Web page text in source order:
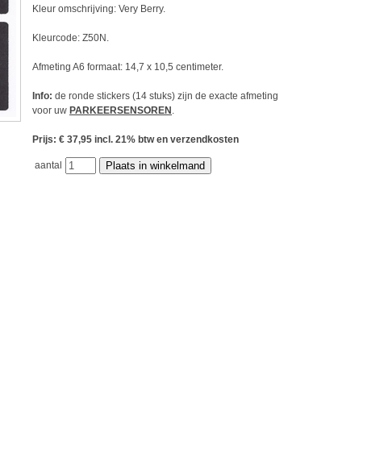
Kleur omschrijving: Very Berry.
Kleurcode: Z50N.
Afmeting A6 formaat: 14,7 x 10,5 centimeter.
Info: de ronde stickers (14 stuks) zijn de exacte afmeting
voor uw PARKEERSENSOREN .
Prijs: € 37,95 incl. 21% btw en verzendkosten
aantal